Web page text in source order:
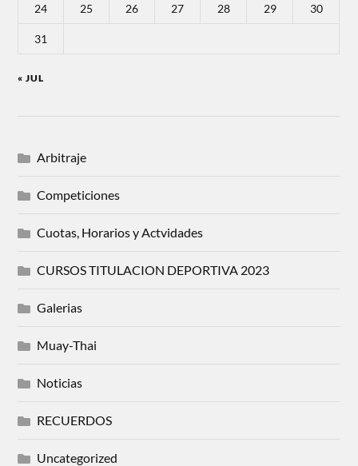
24 25 26 27 28 29 30
31
« JUL
Arbitraje
Competiciones
Cuotas, Horarios y Actvidades
CURSOS TITULACION DEPORTIVA 2023
Galerias
Muay-Thai
Noticias
RECUERDOS
Uncategorized